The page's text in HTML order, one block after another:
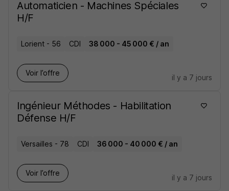
Automaticien - Machines Spéciales
H/F
Lorient - 56 CDI 38 000 - 45 000 € / an
Voir l’offre
il y a 7 jours
Ingénieur Méthodes - Habilitation
Défense H/F
Versailles - 78 CDI 36 000 - 40 000 € / an
Voir l’offre
il y a 7 jours